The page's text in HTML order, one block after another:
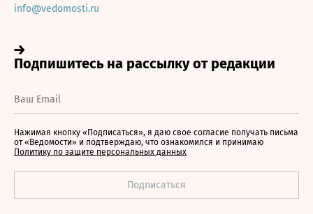
info@vedomosti.ru
Нажимая кнопку «Подписаться», я даю свое согласие получать письма
от «Ведомости» и подтверждаю, что ознакомился и принимаю
Политику по защите персональных данных